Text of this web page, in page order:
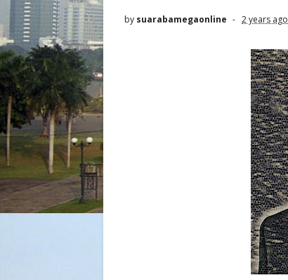
by suarabamegaonline 2 years ago